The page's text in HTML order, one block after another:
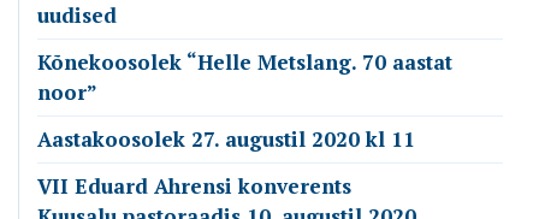
uudised
Kõnekoosolek “Helle Metslang. 70 aastat
noor”
Aastakoosolek 27. augustil 2020 kl 11
VII Eduard Ahrensi konverents